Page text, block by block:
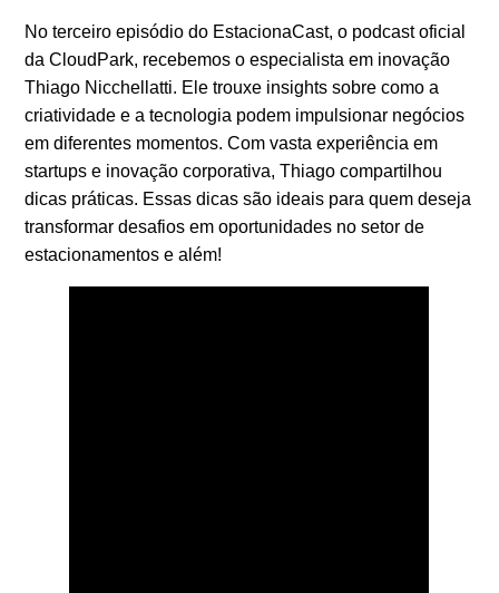
No terceiro episódio do EstacionaCast, o podcast oficial
da CloudPark, recebemos o especialista em inovação
Thiago Nicchellatti. Ele trouxe insights sobre como a
criatividade e a tecnologia podem impulsionar negócios
em diferentes momentos. Com vasta experiência em
startups e inovação corporativa, Thiago compartilhou
dicas práticas. Essas dicas são ideais para quem deseja
transformar desafios em oportunidades no setor de
estacionamentos e além!